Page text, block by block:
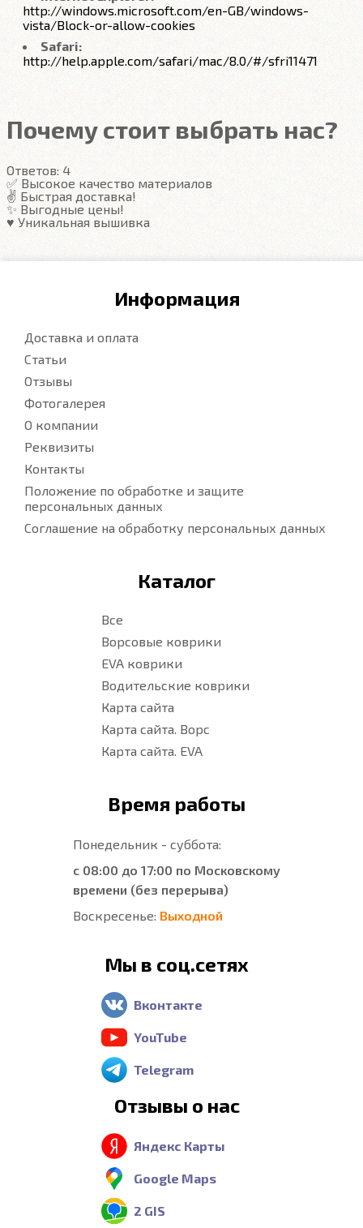
http://windows.microsoft.com/en-GB/windows-
vista/Block-or-allow-cookies
Safari:
http://help.apple.com/safari/mac/8.0/#/sfri11471
Почему стоит выбрать нас?
Ответов: 4
✅ Высокое качество материалов
✌️ Быстрая доставка!
✨ Выгодные цены!
♥️ Уникальная вышивка
Информация
Доставка и оплата
Статьи
Отзывы
Фотогалерея
О компании
Реквизиты
Контакты
Положение по обработке и защите
персональных данных
Соглашение на обработку персональных данных
Каталог
Все
Ворсовые коврики
EVA коврики
Водительские коврики
Карта сайта
Карта сайта. Ворс
Карта сайта. EVA
Время работы
Понедельник - суббота:
с 08:00 до 17:00 по Московскому
времени (без перерыва)
Воскресенье: Выходной
Мы в соц.сетях
Вконтакте
YouTube
Telegram
Отзывы о нас
Яндекс Карты
Google Maps
2 GIS